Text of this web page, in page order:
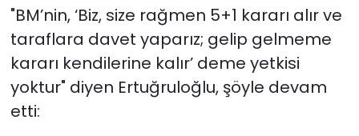
"BM’nin, ‘Biz, size rağmen 5+1 kararı alır ve
taraflara davet yaparız; gelip gelmeme
kararı kendilerine kalır’ deme yetkisi
yoktur" diyen Ertuğruloğlu, şöyle devam
etti: